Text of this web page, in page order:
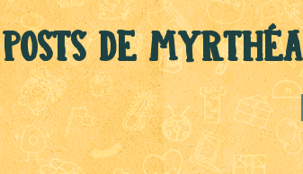
Posts de Myrthéa